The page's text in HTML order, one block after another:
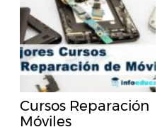
Cursos Reparación
Móviles